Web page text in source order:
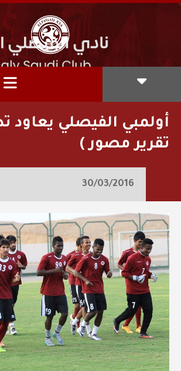
أولمبي الفيصلي يعاود
تقرير مصور )
30/03/2016